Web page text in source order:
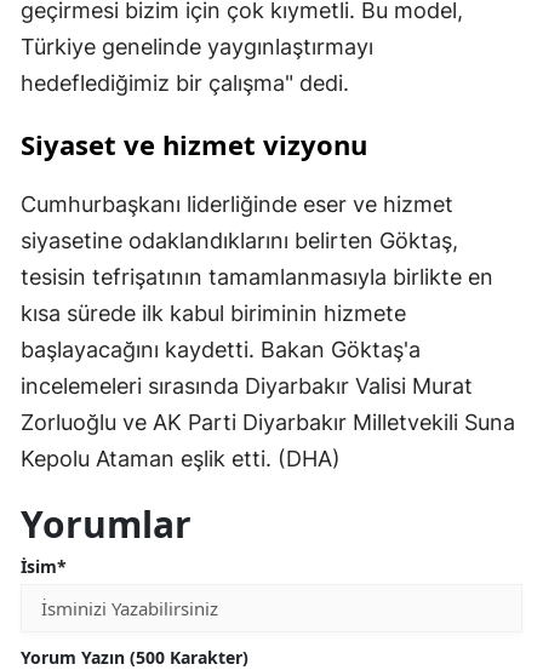
geçirmesi bizim için çok kıymetli. Bu model,
Türkiye genelinde yaygınlaştırmayı
hedeflediğimiz bir çalışma" dedi.
Siyaset ve hizmet vizyonu
Cumhurbaşkanı liderliğinde eser ve hizmet
siyasetine odaklandıklarını belirten Göktaş,
tesisin tefrişatının tamamlanmasıyla birlikte en
kısa sürede ilk kabul biriminin hizmete
başlayacağını kaydetti. Bakan Göktaş'a
incelemeleri sırasında Diyarbakır Valisi Murat
Zorluoğlu ve AK Parti Diyarbakır Milletvekili Suna
Kepolu Ataman eşlik etti. (DHA)
Yorumlar
İsim*
Yorum Yazın (500 Karakter)